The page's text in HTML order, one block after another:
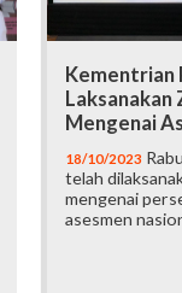
Kementrian
Mengenai
18/10/2023
telah
mengenai
asesmen